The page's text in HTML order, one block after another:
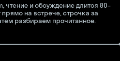
чтение и обсуждение длится 80–
на встрече, строчка за
разбираем прочитанное.